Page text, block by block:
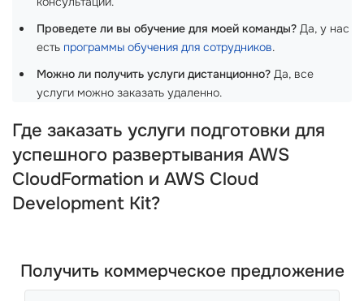
Проведете ли вы обучение для моей команды? Да, у нас
есть программы обучения для сотрудников.
Можно ли получить услуги дистанционно? Да, все
услуги можно заказать удаленно.
Где заказать услуги подготовки для
успешного развертывания AWS
CloudFormation и AWS Cloud
Development Kit?
Получить коммерческое предложение